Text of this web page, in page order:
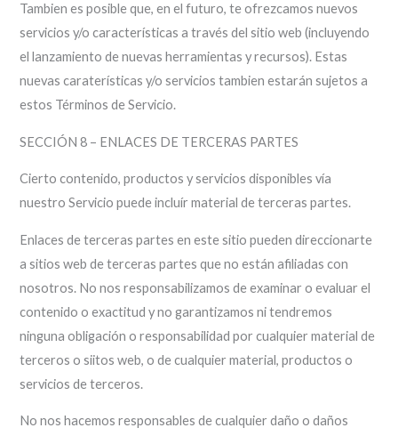
Tambien es posible que, en el futuro, te ofrezcamos nuevos
servicios y/o características a través del sitio web (incluyendo
el lanzamiento de nuevas herramientas y recursos). Estas
nuevas caraterísticas y/o servicios tambien estarán sujetos a
estos Términos de Servicio.
SECCIÓN 8 – ENLACES DE TERCERAS PARTES
Cierto contenido, productos y servicios disponibles vía
nuestro Servicio puede incluír material de terceras partes.
Enlaces de terceras partes en este sitio pueden direccionarte
a sitios web de terceras partes que no están afiliadas con
nosotros. No nos responsabilizamos de examinar o evaluar el
contenido o exactitud y no garantizamos ni tendremos
ninguna obligación o responsabilidad por cualquier material de
terceros o siitos web, o de cualquier material, productos o
servicios de terceros.
No nos hacemos responsables de cualquier daño o daños